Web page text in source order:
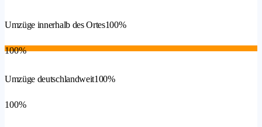
Umzüge innerhalb des Ortes100%
100%
Umzüge deutschlandweit100%
100%